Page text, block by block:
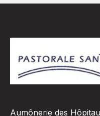
Aumônerie des